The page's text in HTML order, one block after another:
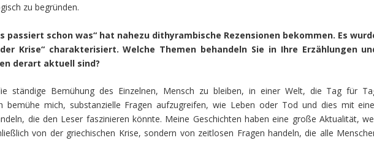
zu begründen.
passiert schon was“ hat nahezu dithyrambische Rezensionen bekommen. Es
Krise“ charakterisiert. Welche Themen behandeln Sie in Ihre Erzählungen
derart aktuell sind?
ständige Bemühung des Einzelnen, Mensch zu bleiben, in einer Welt, die Tag für
bemühe mich, substanzielle Fragen aufzugreifen, wie Leben oder Tod und dies mit
die den Leser faszinieren könnte. Meine Geschichten haben eine große Aktualität,
von der griechischen Krise, sondern von zeitlosen Fragen handeln, die alle